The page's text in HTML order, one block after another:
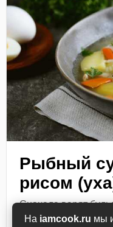
На iamcook.ru мы
Рыбный
рисом
Сначала варят
рыбу извлекают,